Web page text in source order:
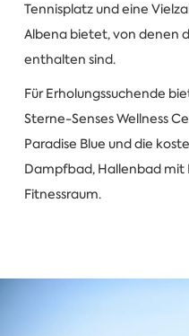
Tennisplatz und eine
Albena bietet, von denen
enthalten sind.
Für Erholungssuchende
Sterne-Senses Wellness
Paradise Blue und die
Dampfbad, Hallenbad mit
Fitnessraum.